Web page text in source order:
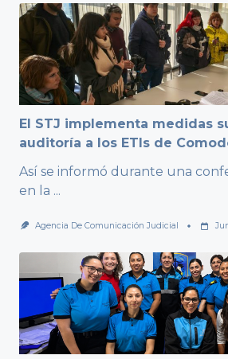
El STJ implementa medidas
auditoría a los ETIs de
Así se informó durante una
en la ...
Agencia De Comunicación Judicial